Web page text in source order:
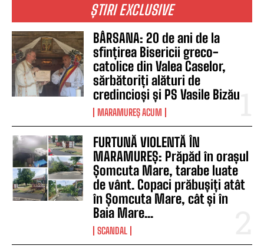
ȘTIRI EXCLUSIVE
BÂRSANA: 20 de ani de la
sfințirea Bisericii greco-
catolice din Valea Caselor,
sărbătoriți alături de
credincioși și PS Vasile Bizău
MARAMUREȘ ACUM
FURTUNĂ VIOLENTĂ ÎN
MARAMUREȘ: Prăpăd în orașul
Șomcuta Mare, tarabe luate
de vânt. Copaci prăbușiți atât
în Șomcuta Mare, cât și în
Baia Mare...
SCANDAL